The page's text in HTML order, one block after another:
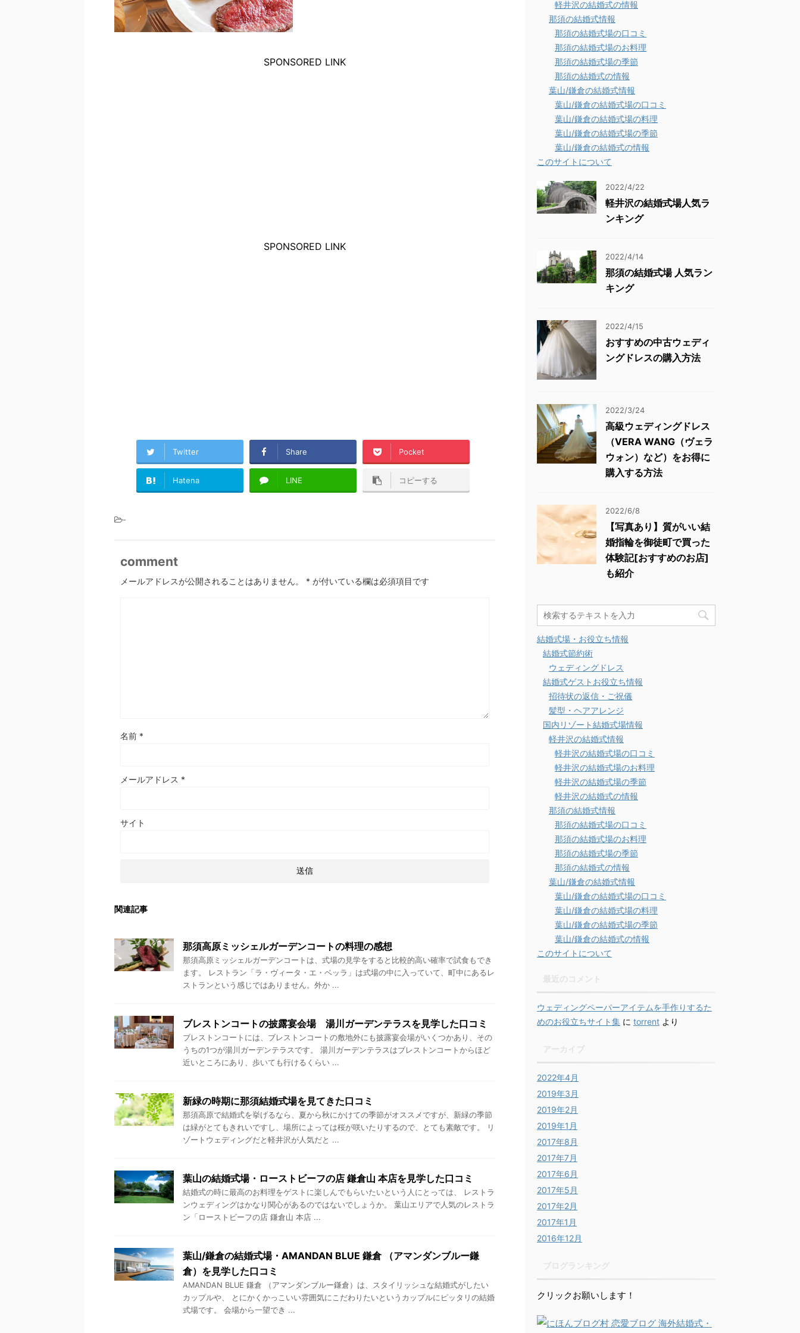
SPONSORED LINK
SPONSORED LINK
Twitter Share Pocket
Hatena LINE コピーする
-
comment
メールアドレスが公開されることはありません。 * が付いている欄は必須項目です
名前 *
メールアドレス *
サイト
関連記事
那須高原ミッシェルガーデンコートの料理の感想
那須高原ミッシェルガーデンコートは、式場の見学をすると比較的高い確率で試食もでき
ます。 レストラン「ラ・ヴィータ・エ・ベッラ」は式場の中に入っていて、町中にあるレ
ストランという感じではありません。外か ...
ブレストンコートの披露宴会場 湯川ガーデンテラスを見学した口コミ
ブレストンコートには、ブレストンコートの敷地外にも披露宴会場がいくつかあり、その
うちの1つが湯川ガーデンテラスです。 湯川ガーデンテラスはブレストンコートからほど
近いところにあり、歩いても行けるくらい ...
新緑の時期に那須結婚式場を見てきた口コミ
那須高原で結婚式を挙げるなら、夏から秋にかけての季節がオススメですが、新緑の季節
は緑がとてもきれいですし、場所によっては桜が咲いたりするので、とても素敵です。 リ
ゾートウェディングだと軽井沢が人気だと ...
葉山の結婚式場・ローストビーフの店 鎌倉山 本店を見学した口コミ
結婚式の時に最高のお料理をゲストに楽しんでもらいたいという人にとっては、 レストラ
ンウェディングはかなり関心があるのではないでしょうか。 葉山エリアで人気のレストラ
ン「ローストビーフの店 鎌倉山 本店 ...
葉山/鎌倉の結婚式場・AMANDAN BLUE 鎌倉 （アマンダンブルー鎌
倉）を見学した口コミ
AMANDAN BLUE 鎌倉 （アマンダンブルー鎌倉）は、スタイリッシュな結婚式がしたい
カップルや、 とにかくかっこいい雰囲気にこだわりたいというカップルにピッタリの結婚
式場です。 会場から一望でき ...
軽井沢の結婚式の情報
那須の結婚式情報
那須の結婚式場の口コミ
那須の結婚式場のお料理
那須の結婚式場の季節
那須の結婚式の情報
葉山/鎌倉の結婚式情報
葉山/鎌倉の結婚式場の口コミ
葉山/鎌倉の結婚式場の料理
葉山/鎌倉の結婚式場の季節
葉山/鎌倉の結婚式の情報
このサイトについて
2022/4/22
軽井沢の結婚式場人気ラ
ンキング
2022/4/14
那須の結婚式場 人気ラン
キング
2022/4/15
おすすめの中古ウェディ
ングドレスの購入方法
2022/3/24
高級ウェディングドレス
（VERA WANG（ヴェラ
ウォン）など）をお得に
購入する方法
2022/6/8
【写真あり】質がいい結
婚指輪を御徒町で買った
体験記[おすすめのお店]
も紹介
結婚式場・お役立ち情報
結婚式節約術
ウェディングドレス
結婚式ゲストお役立ち情報
招待状の返信・ご祝儀
髪型・ヘアアレンジ
国内リゾート結婚式場情報
軽井沢の結婚式情報
軽井沢の結婚式場の口コミ
軽井沢の結婚式場のお料理
軽井沢の結婚式場の季節
軽井沢の結婚式の情報
那須の結婚式情報
那須の結婚式場の口コミ
那須の結婚式場のお料理
那須の結婚式場の季節
那須の結婚式の情報
葉山/鎌倉の結婚式情報
葉山/鎌倉の結婚式場の口コミ
葉山/鎌倉の結婚式場の料理
葉山/鎌倉の結婚式場の季節
葉山/鎌倉の結婚式の情報
このサイトについて
ウェディングペーパーアイテムを手作りするた
めのお役立ちサイト集 に torrent より
2022年4月
2019年3月
2019年2月
2019年1月
2017年8月
2017年7月
2017年6月
2017年5月
2017年2月
2017年1月
2016年12月
クリックお願いします！